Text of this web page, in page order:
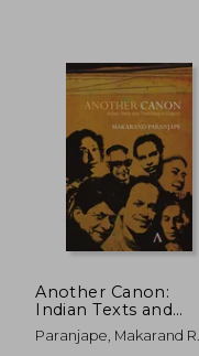
45%
Another Canon:
Indian Texts and
Traditions in English
(en Inglés)
Paranjape, Makarand R.